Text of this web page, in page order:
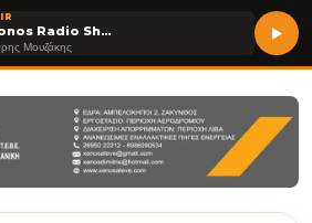
Bozonos Radio Show
Μουζάκης